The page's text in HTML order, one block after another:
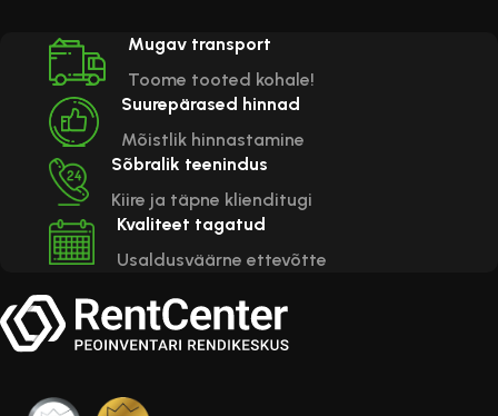
42.00€ – 79.00€ (lisandub
Mugav transport
Toome tooted kohale!
Suurepärased hinnad
Mõistlik hinnastamine
Sõbralik teenindus
Kiire ja täpne klienditugi
Kvaliteet tagatud
Usaldusväärne ettevõtte